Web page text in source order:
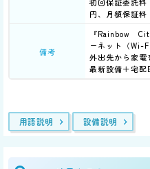
円、月額保証料
備考
『Rainbow
ーネット（Wi-
外出先から家電
最新設備＋宅
用語説明 設備説明